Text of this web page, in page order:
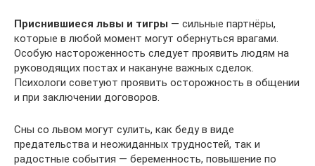
Приснившиеся львы и тигры — сильные партнёры,
которые в любой момент могут обернуться врагами.
Особую настороженность следует проявить людям на
руководящих постах и накануне важных сделок.
Психологи советуют проявить осторожность в общении
и при заключении договоров.
Сны со львом могут сулить, как беду в виде
предательства и неожиданных трудностей, так и
радостные события — беременность, повышение по